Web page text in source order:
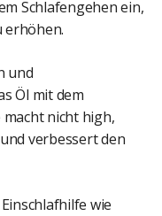
Schlafengehen ein,
erhöhen.
und
Öl mit dem
nicht high,
verbessert den
wie